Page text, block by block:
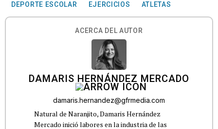
DEPORTE ESCOLAR EJERCICIOS ATLETAS
ACERCA DEL AUTOR
DAMARIS HERNÁNDEZ MERCADO
damaris.hernandez@gfrmedia.com
Natural de Naranjito, Damaris Hernández
Mercado inició labores en la industria de las